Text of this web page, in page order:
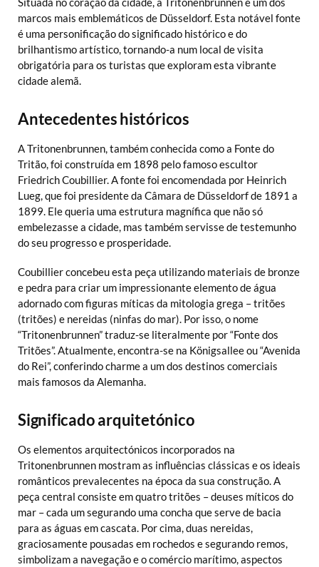
marcos mais emblemáticos de Düsseldorf. Esta notável fonte
é uma personificação do significado histórico e do
brilhantismo artístico, tornando-a num local de visita
obrigatória para os turistas que exploram esta vibrante
cidade alemã.
Antecedentes históricos
A Tritonenbrunnen, também conhecida como a Fonte do
Tritão, foi construída em 1898 pelo famoso escultor
Friedrich Coubillier. A fonte foi encomendada por Heinrich
Lueg, que foi presidente da Câmara de Düsseldorf de 1891 a
1899. Ele queria uma estrutura magnífica que não só
embelezasse a cidade, mas também servisse de testemunho
do seu progresso e prosperidade.
Coubillier concebeu esta peça utilizando materiais de bronze
e pedra para criar um impressionante elemento de água
adornado com figuras míticas da mitologia grega – tritões
(tritões) e nereidas (ninfas do mar). Por isso, o nome
“Tritonenbrunnen” traduz-se literalmente por “Fonte dos
Tritões”. Atualmente, encontra-se na Königsallee ou “Avenida
do Rei”, conferindo charme a um dos destinos comerciais
mais famosos da Alemanha.
Significado arquitetónico
Os elementos arquitectónicos incorporados na
Tritonenbrunnen mostram as influências clássicas e os ideais
românticos prevalecentes na época da sua construção. A
peça central consiste em quatro tritões – deuses míticos do
mar – cada um segurando uma concha que serve de bacia
para as águas em cascata. Por cima, duas nereidas,
graciosamente pousadas em rochedos e segurando remos,
simbolizam a navegação e o comércio marítimo, aspectos